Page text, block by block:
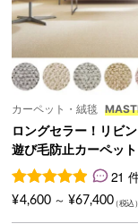
カーペット・絨毯
ー
ロングセラー！リビ
遊び毛防止カーペッ
ER/マスター』
21
件の利用者評価に
21
¥4,600 ～ ¥67,400